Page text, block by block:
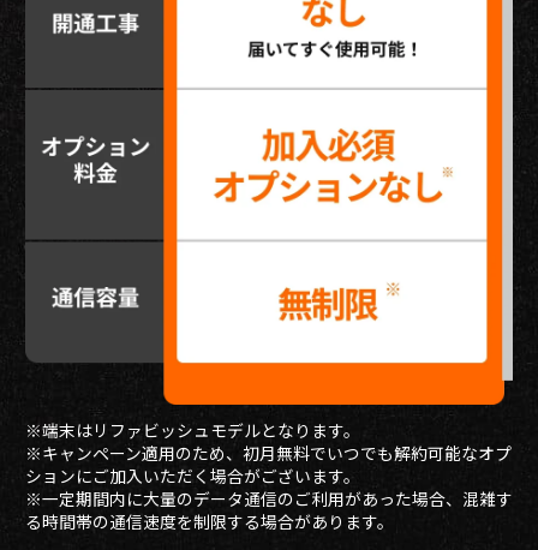
※端末はリファビッシュモデルとなります。
※キャンペーン適用のため、初月無料でいつでも解約可能なオプ
ションにご加入いただく場合がございます。
※一定期間内に大量のデータ通信のご利用があった場合、混雑す
る時間帯の通信速度を制限する場合があります。